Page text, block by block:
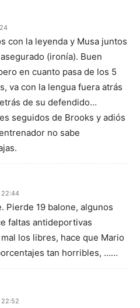
con la leyenda y Musa juntos
(ironía). Buen
en cuanto pasa de los 5
va con la lengua fuera atrás
de su defendido…
seguidos de Brooks y adiós
no sabe
22:44
Pierde 19 balone, algunos
faltas antideportivas
los libres, hace que Mario
tan horribles, ……